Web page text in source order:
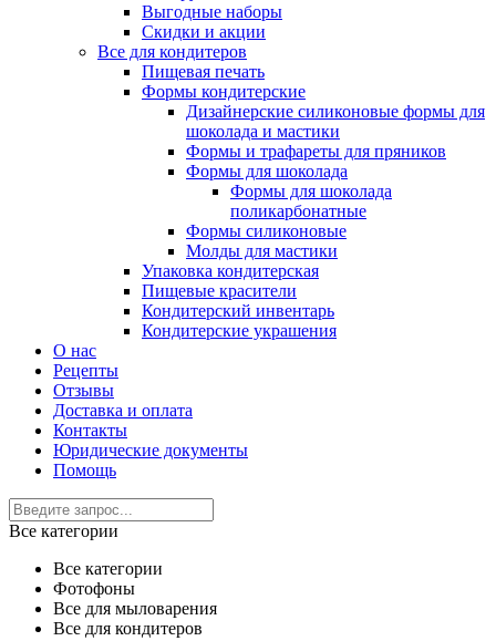
Выгодные наборы
Скидки и акции
Все для кондитеров
Пищевая печать
Формы кондитерские
Дизайнерские силиконовые формы для
шоколада и мастики
Формы и трафареты для пряников
Формы для шоколада
Формы для шоколада
поликарбонатные
Формы силиконовые
Молды для мастики
Упаковка кондитерская
Пищевые красители
Кондитерский инвентарь
Кондитерские украшения
О нас
Рецепты
Отзывы
Доставка и оплата
Контакты
Юридические документы
Помощь
Все категории
Все категории
Фотофоны
Все для мыловарения
Все для кондитеров